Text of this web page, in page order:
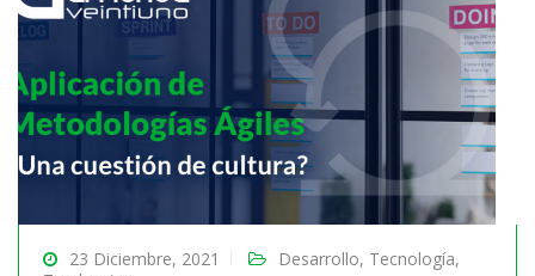
23 Diciembre, 2021 Desarrollo, Tecnología,